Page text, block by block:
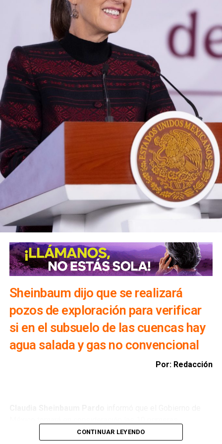
Sheinbaum dijo que se realizará
pozos de exploración para verificar
si en el subsuelo de las cuencas hay
agua salada y gas no convencional
Por: Redacción
conclusiones preliminares del Comité de Científicos y
CONTINUAR LEYENDO